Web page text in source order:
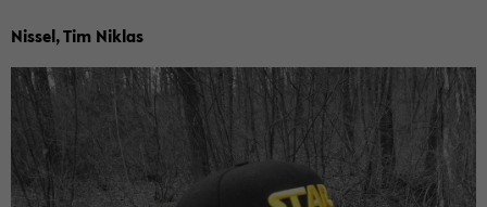
Nis­sel, Tim Ni­klas